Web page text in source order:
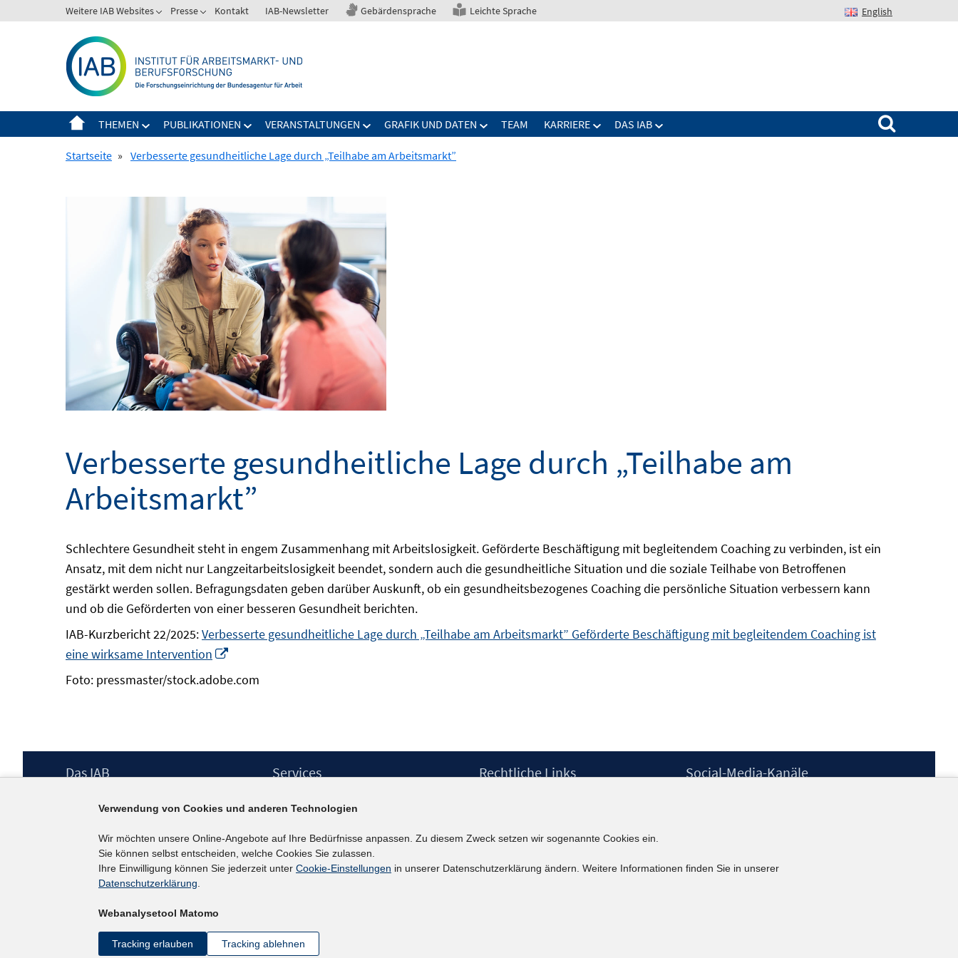
zum
Weitere IAB Websites Presse Kontakt IAB-Newsletter Gebärdensprache Leichte Sprache English
THEMEN PUBLIKATIONEN VERANSTALTUNGEN GRAFIK UND DATEN TEAM KARRIERE DAS IAB
Suchen nach:
Startseite » Verbesserte gesundheitliche Lage durch „Teilhabe am Arbeitsmarkt”
Verbesserte gesundheitliche Lage durch „Teilhabe am
Arbeitsmarkt”
Schlechtere Gesundheit steht in engem Zusammenhang mit Arbeitslosigkeit. Geförderte Beschäftigung mit begleitendem Coaching zu verbinden, ist ein
Ansatz, mit dem nicht nur Langzeitarbeitslosigkeit beendet, sondern auch die gesundheitliche Situation und die soziale Teilhabe von Betroffenen
gestärkt werden sollen. Befragungsdaten geben darüber Auskunft, ob ein gesundheitsbezogenes Coaching die persönliche Situation verbessern kann
und ob die Geförderten von einer besseren Gesundheit berichten.
IAB-Kurzbericht 22/2025:Verbesserte gesundheitliche Lage durch „Teilhabe am Arbeitsmarkt” Geförderte Beschäftigung mit begleitendem Coaching ist
eine wirksame Intervention
Foto: pressmaster/stock.adobe.com
Footer
Das IAB
Berufsforschung (IAB) – unser Leitbild
Institutsleitung
Graduiertenprogramm
Befragungen
Projekte
Services
IAB-Newsletter
Kontakt
Rechtliche Links
Erklärung zur Barrierefreiheit
Social-Media-Kanäle
kununu
Verwendung von Cookies und anderen Technologien
Wir möchten unsere Online-Angebote auf Ihre Bedürfnisse anpassen. Zu diesem Zweck setzen wir sogenannte Cookies ein.
Sie können selbst entscheiden, welche Cookies Sie zulassen.
Ihre Einwilligung können Sie jederzeit unter Cookie-Einstellungen in unserer Datenschutzerklärung ändern. Weitere Informationen finden Sie in unserer
Datenschutzerklärung.
Webanalysetool Matomo
Tracking erlauben Tracking ablehnen